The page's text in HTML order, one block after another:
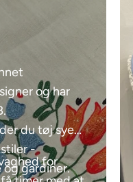
og har
du tøj syet
-
gardiner.
for